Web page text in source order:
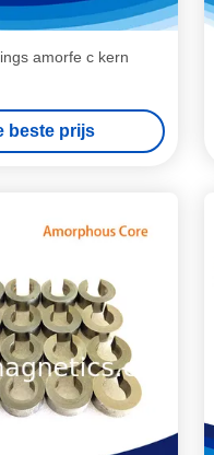
amorfe c kern
beste prijs